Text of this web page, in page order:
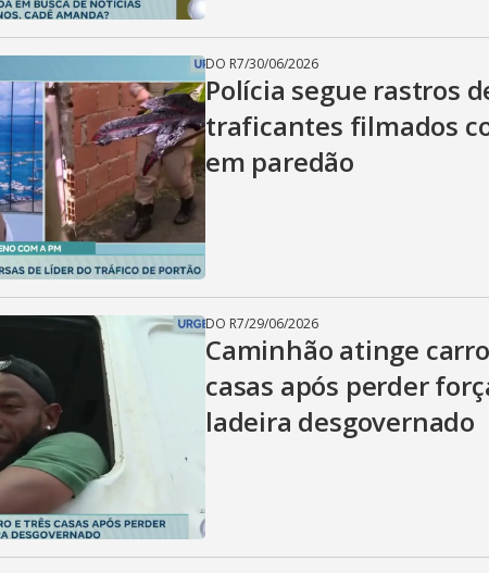
DO R7/30/06/2026
Polícia segue rastros
traficantes filmados
em paredão
DO R7/29/06/2026
Caminhão atinge
casas após perder
ladeira desgovernado